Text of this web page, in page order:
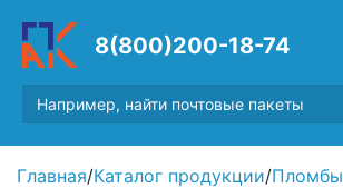
8(800)200-18-74
Главная/Каталог продукции/Пломбы